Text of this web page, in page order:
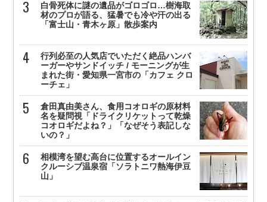
白骨死体に謎の遺品がゴロゴロ…樹海取
材のプロが語る、猛暑でも冷や汗の出る
「富士山・青木ヶ原」散歩案内
行列必至の人気店でいただく絶品ハンバ
ーガーやサンドイッチ / モーニングが生
まれた街・愛知県一宮市の「カフェ クロ
ーチェ」
倉田真由美さん、食用コオロギの原材料
名を疑問視「ドライクリケットって乾燥
コオロギだよね？」「なぜそう表記しな
いの？」
相模湾を望む高台に位置するオールイン
クルーシブ温泉宿「ソラトニワ熱海伊豆
山」